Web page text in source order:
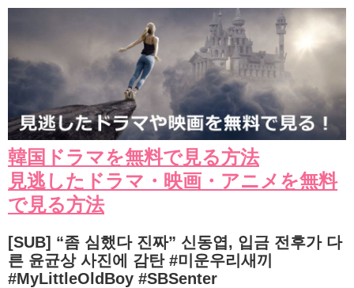
韓国ドラマを無料で見る方法
見逃したドラマ・映画・アニメを無料
で見る方法
[SUB] “좀 심했다 진짜” 신동엽, 입금 전후가 다
른 윤균상 사진에 감탄 #미운우리새끼
#MyLittleOldBoy #SBSenter